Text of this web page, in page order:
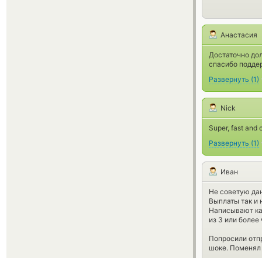
Анастасия
Достаточно
спасибо
Развернуть (1)
Nick
Super, fast and
Развернуть (1)
Иван
Не советую
Выплаты так и
Написывают
из 3 или более
Попросили
шоке. Поменял